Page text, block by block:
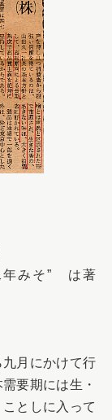
そ”　は著
月にかけて行
要期には生・
としに入って